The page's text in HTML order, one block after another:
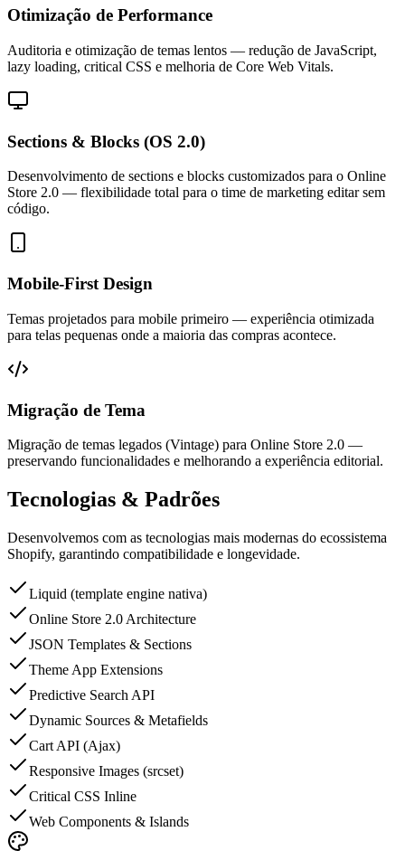
Otimização de Performance
Auditoria e otimização de temas lentos — redução de JavaScript,
lazy loading, critical CSS e melhoria de Core Web Vitals.
Sections & Blocks (OS 2.0)
Desenvolvimento de sections e blocks customizados para o Online
Store 2.0 — flexibilidade total para o time de marketing editar sem
código.
Mobile-First Design
Temas projetados para mobile primeiro — experiência otimizada
para telas pequenas onde a maioria das compras acontece.
Migração de Tema
Migração de temas legados (Vintage) para Online Store 2.0 —
preservando funcionalidades e melhorando a experiência editorial.
Tecnologias & Padrões
Desenvolvemos com as tecnologias mais modernas do ecossistema
Shopify, garantindo compatibilidade e longevidade.
Liquid (template engine nativa)
Online Store 2.0 Architecture
JSON Templates & Sections
Theme App Extensions
Predictive Search API
Dynamic Sources & Metafields
Cart API (Ajax)
Responsive Images (srcset)
Critical CSS Inline
Web Components & Islands